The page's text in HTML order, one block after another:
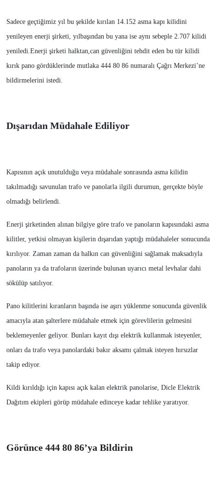
Sadece geçtiğimiz yıl bu şekilde kırılan 14.152 asma kapı kilidini
yenileyen enerji şirketi, yılbaşından bu yana ise aynı sebeple 2.707 kilidi
yeniledi.Enerji şirketi halktan,can güvenliğini tehdit eden bu tür kilidi
kırık pano gördüklerinde mutlaka 444 80 86 numaralı Çağrı Merkezi’ne
bildirmelerini istedi.
Dışarıdan Müdahale Ediliyor
Kapısının açık unutulduğu veya müdahale sonrasında asma kilidin
takılmadığı savunulan trafo ve panolarla ilgili durumun, gerçekte böyle
olmadığı belirlendi.
Enerji şirketinden alınan bilgiye göre trafo ve panoların kapısındaki asma
kilitler, yetkisi olmayan kişilerin dışarıdan yaptığı müdahaleler sonucunda
kırılıyor. Zaman zaman da halkın can güvenliğini sağlamak maksadıyla
panoların ya da trafoların üzerinde bulunan uyarıcı metal levhalar dahi
sökülüp satılıyor.
Pano kilitlerini kıranların başında ise aşırı yüklenme sonucunda güvenlik
amacıyla atan şalterlere müdahale etmek için görevlilerin gelmesini
beklemeyenler geliyor. Bunları kayıt dışı elektrik kullanmak isteyenler,
onları da trafo veya panolardaki bakır aksamı çalmak isteyen hırsızlar
takip ediyor.
Kildi kırıldığı için kapısı açık kalan elektrik panolarise, Dicle Elektrik
Dağıtım ekipleri görüp müdahale edinceye kadar tehlike yaratıyor.
Görünce 444 80 86’ya Bildirin